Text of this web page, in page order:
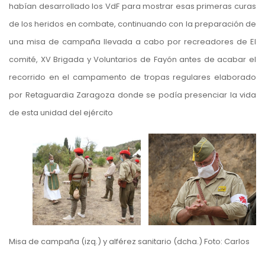
habían desarrollado los VdF para mostrar esas primeras curas
de los heridos en combate, continuando con la preparación de
una misa de campaña llevada a cabo por recreadores de El
comité, XV Brigada y Voluntarios de Fayón antes de acabar el
recorrido en el campamento de tropas regulares elaborado
por Retaguardia Zaragoza donde se podía presenciar la vida
de esta unidad del ejército
Misa de campaña (izq.) y alférez sanitario (dcha.) Foto: Carlos